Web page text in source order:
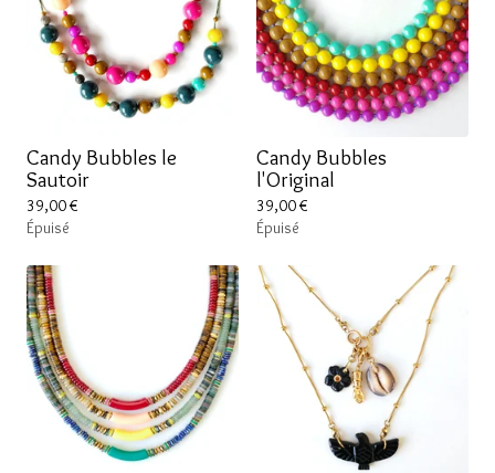
Candy Bubbles le
Sautoir
39,00€
Épuisé
Candy Bubbles
l'Original
39,00€
Épuisé